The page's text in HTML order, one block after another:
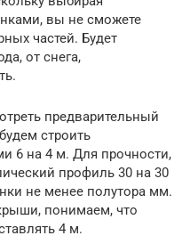
вы не сможете
частей. Будет
от снега,
предварительный
строить
6 на 4 м. Для прочности,
профиль 30 на 30
не менее полутора мм.
понимаем, что
4 м.